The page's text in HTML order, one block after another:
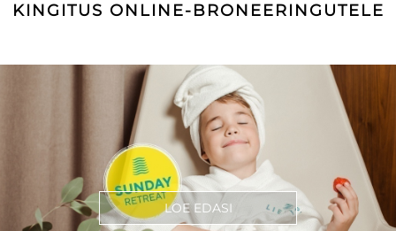
KINGITUS ONLINE-BRONEERINGUTELE
LOE EDASI